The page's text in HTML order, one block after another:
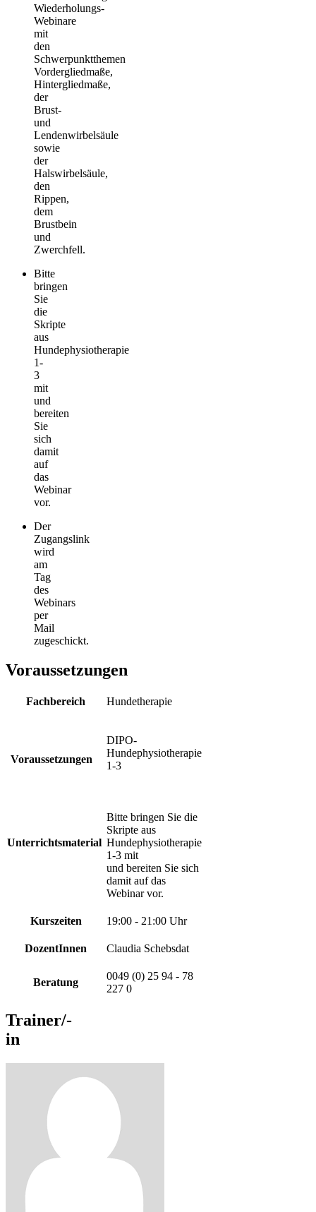
Wiederholungs-
Webinare
mit
den
Schwerpunktthemen
Vordergliedmaße,
Hintergliedmaße,
der
Brust-
und
Lendenwirbelsäule
sowie
der
Halswirbelsäule,
den
Rippen,
dem
Brustbein
und
Zwerchfell.
Bitte
bringen
Sie
die
Skripte
aus
Hundephysiotherapie
1-
3
mit
und
bereiten
Sie
sich
damit
auf
das
Webinar
vor.
Der
Zugangslink
wird
am
Tag
des
Webinars
per
Mail
zugeschickt.
Voraussetzungen
Fachbereich Hundetherapie
Voraussetzungen
DIPO-
Hundephysiotherapie
1-3
Unterrichtsmaterial
Bitte bringen Sie die
Skripte aus
Hundephysiotherapie
1-3 mit
und bereiten Sie sich
damit auf das
Webinar vor.
Kurszeiten 19:00 - 21:00 Uhr
DozentInnen Claudia Schebsdat
Beratung
0049 (0) 25 94 - 78
227 0
Trainer/-
in